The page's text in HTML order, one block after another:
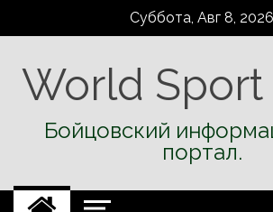
Суббота, Авг 8, 2026
World Sport
Бойцовский
портал.